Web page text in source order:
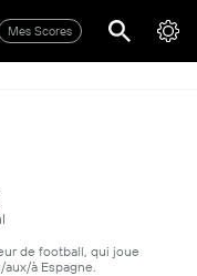
Mes Scores
de football, qui joue
à Espagne.